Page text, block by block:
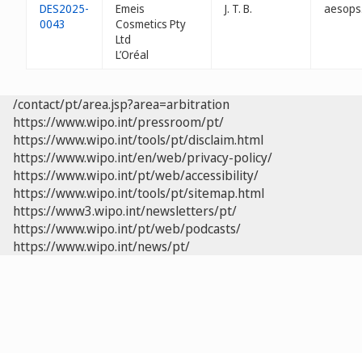
DES2025-
0043
Emeis
Cosmetics Pty
Ltd
L’Oréal
J. T. B.
/contact/pt/area.jsp?area=arbitration
https://www.wipo.int/pressroom/pt/
https://www.wipo.int/tools/pt/disclaim.html
https://www.wipo.int/en/web/privacy-policy/
https://www.wipo.int/pt/web/accessibility/
https://www.wipo.int/tools/pt/sitemap.html
https://www3.wipo.int/newsletters/pt/
https://www.wipo.int/pt/web/podcasts/
https://www.wipo.int/news/pt/